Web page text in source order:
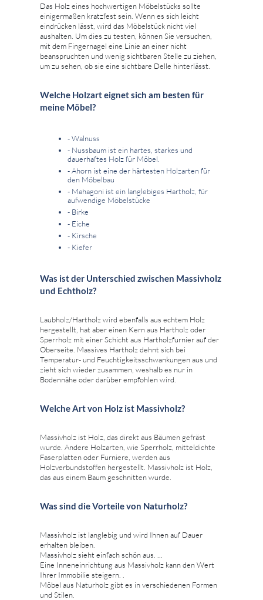
Das Holz eines hochwertigen Möbelstücks sollte
einigermaßen kratzfest sein. Wenn es sich leicht
eindrücken lässt, wird das Möbelstück nicht viel
aushalten. Um dies zu testen, können Sie versuchen,
mit dem Fingernagel eine Linie an einer nicht
beanspruchten und wenig sichtbaren Stelle zu ziehen,
um zu sehen, ob sie eine sichtbare Delle hinterlässt.
Welche Holzart eignet sich am besten für
meine Möbel?
- Walnuss
- Nussbaum ist ein hartes, starkes und
dauerhaftes Holz für Möbel.
- Ahorn ist eine der härtesten Holzarten für
den Möbelbau
- Mahagoni ist ein langlebiges Hartholz, für
aufwendige Möbelstücke
- Birke
- Eiche
- Kirsche
- Kiefer
Was ist der Unterschied zwischen Massivholz
und Echtholz?
Laubholz/Hartholz wird ebenfalls aus echtem Holz
hergestellt, hat aber einen Kern aus Hartholz oder
Sperrholz mit einer Schicht aus Hartholzfurnier auf der
Oberseite. Massives Hartholz dehnt sich bei
Temperatur- und Feuchtigkeitsschwankungen aus und
zieht sich wieder zusammen, weshalb es nur in
Bodennähe oder darüber empfohlen wird.
Welche Art von Holz ist Massivholz?
Massivholz ist Holz, das direkt aus Bäumen gefräst
wurde. Andere Holzarten, wie Sperrholz, mitteldichte
Faserplatten oder Furniere, werden aus
Holzverbundstoffen hergestellt. Massivholz ist Holz,
das aus einem Baum geschnitten wurde.
Was sind die Vorteile von Naturholz?
Massivholz ist langlebig und wird Ihnen auf Dauer
erhalten bleiben.
Massivholz sieht einfach schön aus. ...
Eine Inneneinrichtung aus Massivholz kann den Wert
Ihrer Immobilie steigern. .
Möbel aus Naturholz gibt es in verschiedenen Formen
und Stilen.